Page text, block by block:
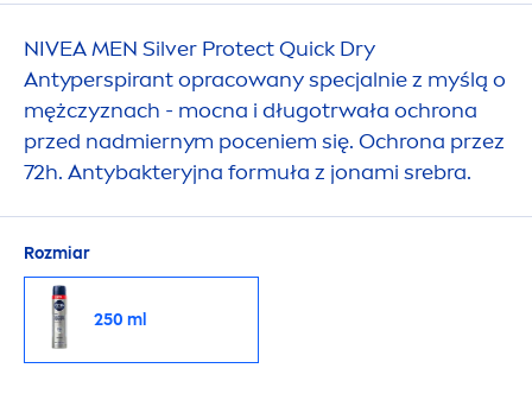
NIVEAMEN Silver ProtectQuick Dry
Antyperspirant opracowany specjalnie z myślą o
mężczyznach - mocna i długotrwała ochrona
przed nadmiernym poceniem się. Ochrona przez
72h. Antybakteryjna formuła z jonami srebra.
Rozmiar
250 ml